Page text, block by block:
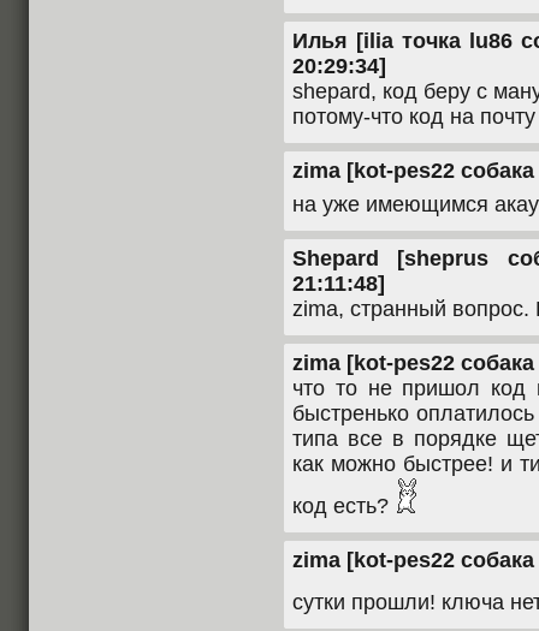
Илья [ilia точка lu86
20:29:34]
shepard, код беру с
потому-что код на
zima [kot-pes22
на уже имеющимся
Shepard [sheprus
21:11:48]
zima, странный
zima [kot-pes22
что то не пришол код
быстренько
типа все в порядке
как можно быстрее! и
код есть?
zima [kot-pes22
сутки прошли! ключа